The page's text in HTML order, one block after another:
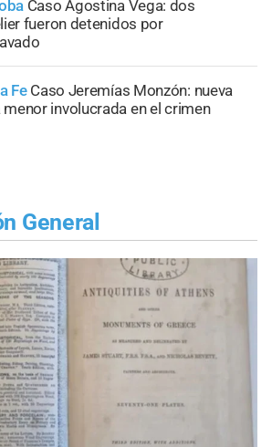
Caso Agostina Vega: dos
fueron detenidos por
Fe Caso Jeremías Monzón: nueva
involucrada en el crimen
General